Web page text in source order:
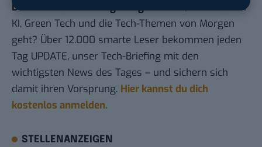
Du möchtest nicht abgehängt werden, wenn es um
KI, Green Tech und die Tech-Themen von Morgen
geht? Über 12.000 smarte Leser bekommen jeden
Tag UPDATE, unser Tech-Briefing mit den
wichtigsten News des Tages – und sichern sich
damit ihren Vorsprung. Hier kannst du dich
kostenlos anmelden.
STELLENANZEIGEN